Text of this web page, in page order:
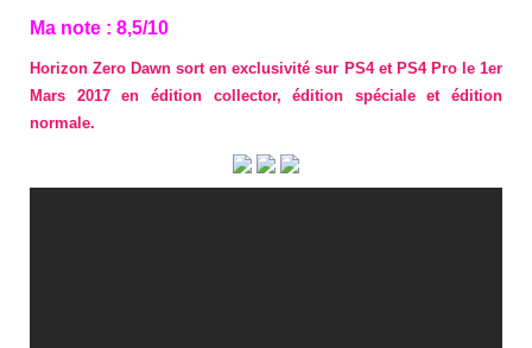
Ma note : 8,5/10
Horizon Zero Dawn sort en exclusivité sur PS4 et PS4 Pro le 1er
Mars 2017 en édition collector, édition spéciale et édition
normale.